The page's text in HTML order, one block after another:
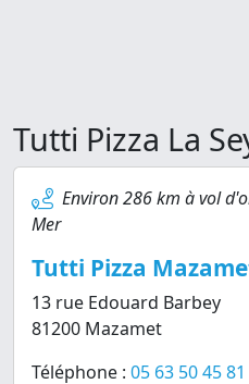
Tutti Pizza La
Environ 286 km à vol
Mer
Tutti Pizza
13 rue Edouard Barbey
81200 Mazamet
Téléphone : 05 63 50 45 81